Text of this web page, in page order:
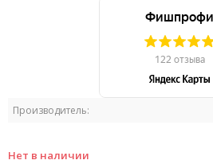
Производитель:
Нет в наличии